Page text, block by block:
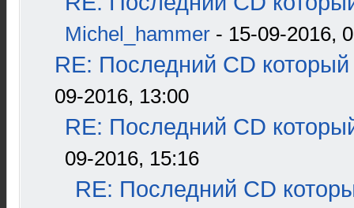
Michel_hammer - 15-09-2016,
RE: Последний CD который
09-2016, 13:00
RE: Последний CD
09-2016, 15:16
RE: Последний CD